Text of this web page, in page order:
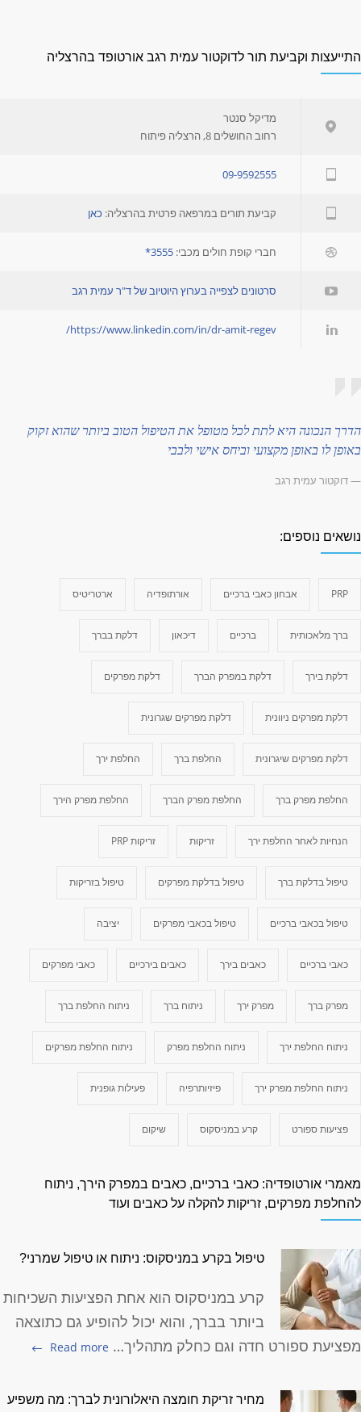
התייעצות וקביעת תור לדוקטור עמית רגב אורטופד בהרצליה
מדיקל סנטר
רחוב החושלים 8, הרצליה פיתוח
09-9592555
קביעת תורים במרפאה פרטית בהרצליה: כאן
חברי קופת חולים מכבי: 3555*
סרטונים לצפייה בערוץ היוטיוב של ד"ר עמית רגב
https://www.linkedin.com/in/dr-amit-regev/
הדרך הנכונה היא לתת לכל מטופל את הטיפול הטוב ביותר שהוא זקוק
באופן לו באופן מקצועי וביחס אישי ולבבי
— דוקטור עמית רגב
נושאים נוספים:
PRP אבחון כאבי ברכיים אורתופדיה ארטריטיס
ברך מלאכותית ברכיים דיכאון דלקת בברך
דלקת בירך דלקת במפרק הברך דלקת מפרקים
דלקת מפרקים ניוונית דלקת מפרקים שגרונית
דלקת מפרקים שיגרונית החלפת ברך החלפת ירך
החלפת מפרק ברך החלפת מפרק הברך החלפת מפרק הירך
הנחיות לאחר החלפת ירך זריקות זריקות PRP
טיפול בדלקת ברך טיפול בדלקת מפרקים טיפול בזריקות
טיפול בכאבי ברכיים טיפול בכאבי מפרקים יציבה
כאבי ברכיים כאבים בירך כאבים בירכיים כאבי מפרקים
מפרק ברך מפרק ירך ניתוח ברך ניתוח החלפת ברך
ניתוח החלפת ירך ניתוח החלפת מפרק ניתוח החלפת מפרקים
ניתוח החלפת מפרק ירך פיזיותרפיה פעילות גופנית
פציעות ספורט קרע במניסקוס שיקום
מאמרי אורטופדיה: כאבי ברכיים, כאבים במפרק הירך, ניתוח
להחלפת מפרקים, זריקות להקלה על כאבים ועוד
טיפול בקרע במניסקוס: ניתוח או טיפול שמרני?
קרע במניסקוס הוא אחת הפציעות השכיחות
ביותר בברך, והוא יכול להופיע גם כתוצאה
מפציעת ספורט חדה וגם כחלק מתהליך… Read more
מחיר זריקת חומצה היאלורונית לברך: מה משפיע